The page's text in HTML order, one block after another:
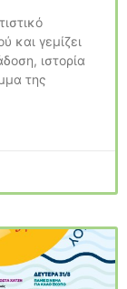
και γεμίζει
ιστορία
της